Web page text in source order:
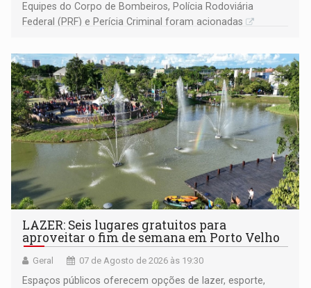
Equipes do Corpo de Bombeiros, Polícia Rodoviária
Federal (PRF) e Perícia Criminal foram acionadas
LAZER: Seis lugares gratuitos para
aproveitar o fim de semana em Porto Velho
Geral 07 de Agosto de 2026 às 19:30
Espaços públicos oferecem opções de lazer, esporte,